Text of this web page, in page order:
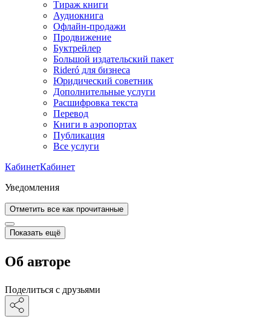
Тираж книги
Аудиокнига
Офлайн-продажи
Продвижение
Буктрейлер
Большой издательский пакет
Rideró для бизнеса
Юридический советник
Дополнительные услуги
Расшифровка текста
Перевод
Книги в аэропортах
Публикация
Все услуги
КабинетКабинет
Уведомления
Отметить все как прочитанные
Показать ещё
Об авторе
Поделиться с друзьями